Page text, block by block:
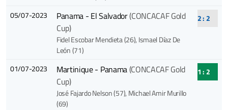
05/07-2023
Panama - El Salvador(CONCACAF Gold
Cup)
Fidel Escobar Mendieta (26), Ismael Díaz De
León (71)
2 : 2
01/07-2023 Martinique - Panama(CONCACAF Gold
Cup)
José Fajardo Nelson (57), Michael Amir Murillo
(69)
1 : 2